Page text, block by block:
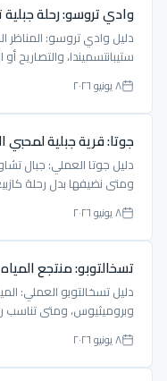
وادي تروسو: رحلة
دليل وادي تروسو: المناظر
ستيبانتسميندا، والتصاريح
٨ يونيو ٢٠٢٦
جوتا: قرية جبلية لمحبي
دليل جوتا العملي: جبال
ومتى نضيفها بدل رحلة
٨ يونيو ٢٠٢٦
تسخالتوبو: منتجع
دليل تسخالتوبو العملي:
وبروميثيوس، ومتى تناسب
٨ يونيو ٢٠٢٦